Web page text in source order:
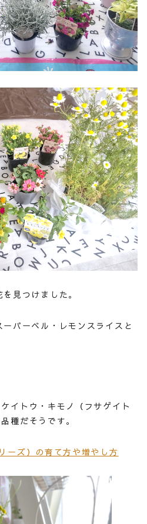
見つけました。
パーベル・レモンスライスと
イトウ・キモノ（フサゲイト
種だそうです。
ーズ）の育て方や増やし方